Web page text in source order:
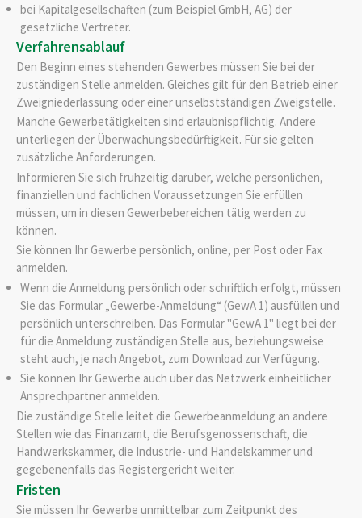
bei Kapitalgesellschaften (zum Beispiel GmbH, AG) der
gesetzliche Vertreter.
Verfahrensablauf
Den Beginn eines stehenden Gewerbes müssen Sie bei der
zuständigen Stelle anmelden. Gleiches gilt für den Betrieb einer
Zweigniederlassung oder einer unselbstständigen Zweigstelle.
Manche Gewerbetätigkeiten sind erlaubnispflichtig. Andere
unterliegen der Überwachungsbedürftigkeit. Für sie gelten
zusätzliche Anforderungen.
Informieren Sie sich frühzeitig darüber, welche persönlichen,
finanziellen und fachlichen Voraussetzungen Sie erfüllen
müssen, um in diesen Gewerbebereichen tätig werden zu
können.
Sie können Ihr Gewerbe persönlich, online, per Post oder Fax
anmelden.
Wenn die Anmeldung persönlich oder schriftlich erfolgt, müssen
Sie das Formular „Gewerbe-Anmeldung“ (GewA 1) ausfüllen und
persönlich unterschreiben. Das Formular "GewA 1" liegt bei der
für die Anmeldung zuständigen Stelle aus, beziehungsweise
steht auch, je nach Angebot, zum Download zur Verfügung.
Sie können Ihr Gewerbe auch über das Netzwerk einheitlicher
Ansprechpartner anmelden.
Die zuständige Stelle leitet die Gewerbeanmeldung an andere
Stellen wie das Finanzamt, die Berufsgenossenschaft, die
Handwerkskammer, die Industrie- und Handelskammer und
gegebenenfalls das Registergericht weiter.
Fristen
Sie müssen Ihr Gewerbe unmittelbar zum Zeitpunkt des